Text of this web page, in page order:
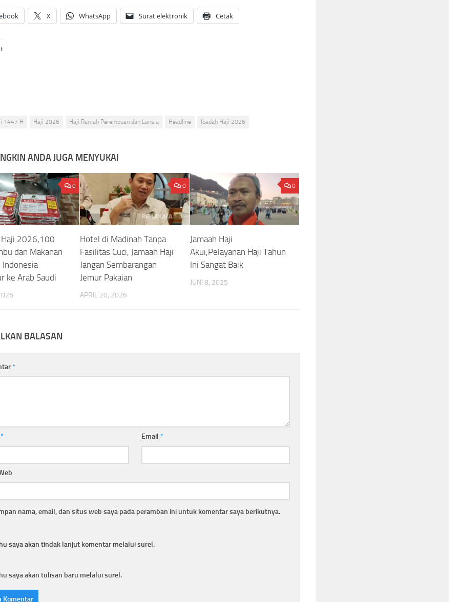
X WhatsApp Surat elektronik Cetak
1447 H Haji 2026 Haji Ramah Perempuan dan Lansia Headline Ibadah Haji 2026
ANDA JUGA MENYUKAI
0
2026,100
dan Makanan
Indonesia
ke Arab Saudi
0
Hotel di Madinah Tanpa
Fasilitas Cuci, Jamaah Haji
Jangan Sembarangan
Jemur Pakaian
APRIL 20, 2026
0
Jamaah Haji
Akui,Pelayanan Haji Tahun
Ini Sangat Baik
JUNI 8, 2025
BALASAN
*
* Email*
nama, email, dan situs web saya pada peramban ini untuk komentar saya berikutnya.
saya akan tindak lanjut komentar melalui surel.
saya akan tulisan baru melalui surel.